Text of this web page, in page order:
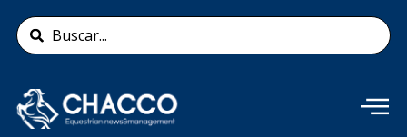
contenido
Search
...
Añade aquí tu texto de
cabecera